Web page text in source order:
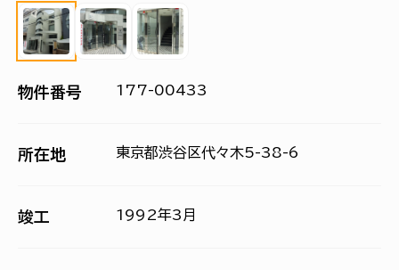
物件番号 177-00433
所在地 東京都渋谷区代々木5-38-6
竣工 1992年3月